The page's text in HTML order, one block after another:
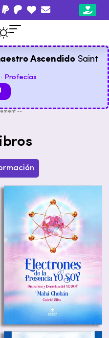
Ascendido Saint
Profecías
--